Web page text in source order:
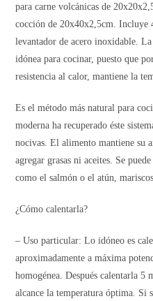
para carne volcánicas de
cocción de 20x40x2,5cm. Incluye
levantador de acero inoxidable.
idónea para cocinar, puesto que
resistencia al calor, mantiene la
Es el método más natural para
moderna ha recuperado éste
nocivas. El alimento mantiene su
agregar grasas ni aceites. Se
como el salmón o el atún,
¿Cómo calentarla?
– Uso particular: Lo idóneo es
aproximadamente a máxima
homogénea. Después calentarla 5
alcance la temperatura óptima. Si